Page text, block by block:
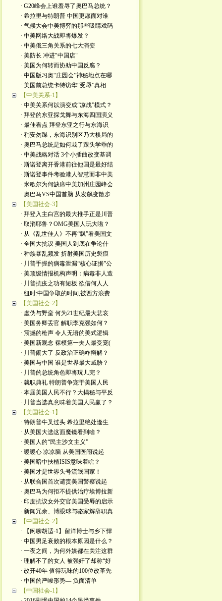
· G20峰会上谁羞辱了奥巴马总统？
· 希拉里与特朗普 中国更愿面对谁
· 气候大会中美博弈的那些吸睛戏码
· 中美网络大战即将爆发？
· 中美俄三角关系的七大演变
· 美防长 冲进"中国店"
· 美国为何转而协助中国反腐？
· 中国版习奥“庄园会”神秘地点在哪
· 美国前总统卡特访华“受辱”真相
【中美关系-1】
· 中美关系何以演变成“凉战”模式？
· 拜登的东亚探戈舞与东海四国演义
· 最佳看点 拜登东亚之行与东海识
· 稍安勿躁，东海识别区乃大棋局的
· 奥巴马总统是如何栽了跟头学乖的
· 中美战略对话 3个小插曲改变基调
· 斯诺登离开香港前往他国是最好结
· 斯诺登事件考验港人智慧而非中美
· 米歇尔为何缺席中美加州庄园峰会
· 奥巴马VS中国首脑 从发飙变散步
【美国社会-3】
· 拜登入主白宫的最大推手正是川普
· 取消耶鲁？OMG美国人玩大啦？
· 从《乱世佳人》不再“飘”看美国文
· 全国大抗议 美国人到底在争论什
· 种族暴乱频发 折射美国历史裂痕
· 川普手握的病毒泄漏“核心证据”公
· 美顶级情报机构声明：病毒非人造
· 川普抗疫之功有短板 欲借何人人
· 纽时:中国争取的时间,被西方浪费
【美国社会-2】
· 虚伪与野蛮 何为21世纪最大悲哀
· 美国务卿丢官 解职李克强如何？
· 震撼的枪声 令人无语的美式逻辑
· 美国新观念 裸模第一夫人最受宠(
· 川普闹大了 反政治正确咋辩解？
· 美国与中国 谁是世界最大威胁？
· 川普的总统角色即将玩儿完？
· 就职典礼 特朗普争宠于美国人民
· 本届美国人民不行？大揭秘与平反
· 川普当选真意味着美国人民赢了？
【美国社会-1】
· 特朗普牛叉过头 希拉里绝处逢生
· 从美国大选这面魔镜看到啥？
· 美国人的“民主沙文主义”
· 暖暖心 凉凉脑 从美国医闹说起
· 美国暗中扶植ISIS意味着啥？
· 美国才是世界头号流氓国家！
· 从联合国首次谴责美国警察说起
· 奥巴马为何拒不提供治疗埃博拉新
· 印度抗议女外交官美国受辱的启示
· 新闻冗余、博眼球与骆家辉辞职真
【中国社会-2】
· 【闲聊胡适-1】留洋博士与乡下悍
· 中国男足衰败的根本原因是什么？
· 一夜之间，为何外媒都在关注这群
· 理解不了的女人 被强奸了却称“好
· 改开40年 值得玩味的100位改革先
· 中国的严峻形势— 负面清单
【中国社会-1】